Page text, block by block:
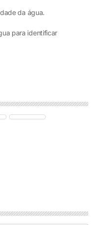
da água.
para identificar